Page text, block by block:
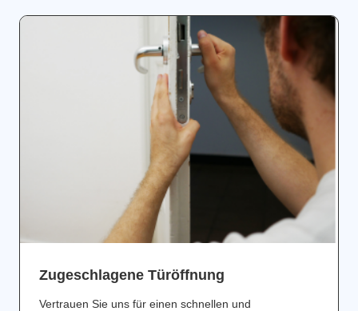
Zugeschlagene Türöffnung
Vertrauen Sie uns für einen schnellen und